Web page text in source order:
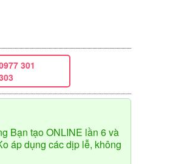
301
Bạn tạo ONLINE lần 6 và
áp dụng các dịp lễ, không